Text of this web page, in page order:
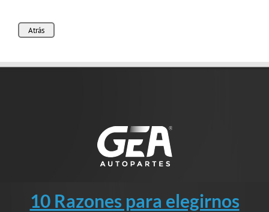
Atrás
10 Razones para elegirnos